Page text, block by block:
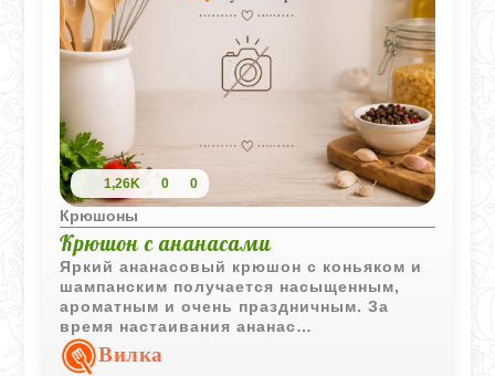
1,26K 0 0
Крюшоны
Крюшон с ананасами
Яркий ананасовый крюшон с коньяком и
шампанским получается насыщенным,
ароматным и очень праздничным. За
время настаивания ананас
пропитывается алкоголем и сиропом, а
перед подачей напиток становится
Вилка